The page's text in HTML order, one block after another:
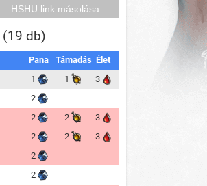
(19 db)
Pana Támadás Élet
1 1
3
2
2 2
3
2 2
3
2
2